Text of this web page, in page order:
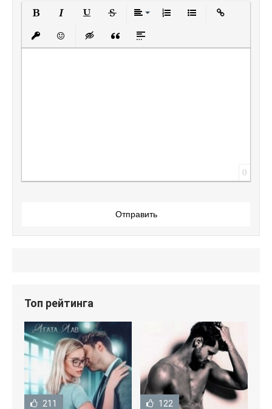
Вставить защищенную ссылку
Вставить смайлик
Вставка скрытого текста
Вставка цитаты
Вставка спойлера
0
Отправить
Топ рейтинга
211 122